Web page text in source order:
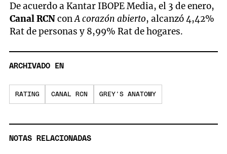
De acuerdo a Kantar IBOPE Media, el 3 de enero,
Canal RCNconA corazón abierto, alcanzó 4,42%
Rat de personas y 8,99% Rat de hogares.
ARCHIVADO EN
RATING CANAL RCN GREY'S ANATOMY
NOTAS RELACIONADAS